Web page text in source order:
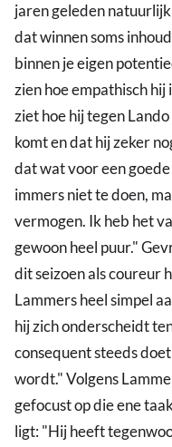
jaren geleden
dat winnen soms
binnen je eigen
zien hoe empathisch hij
ziet hoe hij tegen
komt en dat hij zeker
dat wat voor een
immers niet te doen,
vermogen. Ik heb het
gewoon heel puur."
dit seizoen als coureur
Lammers heel simpel
hij zich onderscheidt
consequent steeds
wordt." Volgens
gefocust op die ene
ligt: "Hij heeft